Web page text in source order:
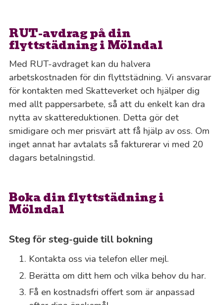
RUT-avdrag på din
flyttstädning i Mölndal
Med RUT-avdraget kan du halvera
arbetskostnaden för din flyttstädning. Vi ansvarar
för kontakten med Skatteverket och hjälper dig
med allt pappersarbete, så att du enkelt kan dra
nytta av skattereduktionen. Detta gör det
smidigare och mer prisvärt att få hjälp av oss. Om
inget annat har avtalats så fakturerar vi med 20
dagars betalningstid.
Boka din flyttstädning i
Mölndal
Steg för steg-guide till bokning
Kontakta oss via telefon eller mejl.
Berätta om ditt hem och vilka behov du har.
Få en kostnadsfri offert som är anpassad